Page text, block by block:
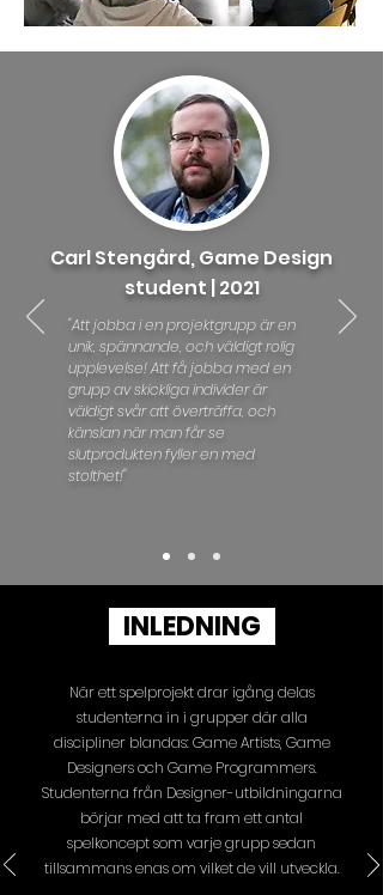
Carl Stengård, Game Design
student | 2021
"Att jobba i en projektgrupp är en
unik, spännande, och väldigt rolig
upplevelse! Att få jobba med en
grupp av skickliga individer är
väldigt svår att överträffa, och
känslan när man får se
slutprodukten fyller en med
stolthet!"
INLEDNING
När ett spelprojekt drar igång delas
studenterna in i grupper där alla
discipliner blandas: Game Artists, Game
Designers och Game Programmers.
Studenterna från Designer-utbildningarna
börjar med att ta fram ett antal
spelkoncept som varje grupp sedan
tillsammans enas om vilket de vill utveckla.